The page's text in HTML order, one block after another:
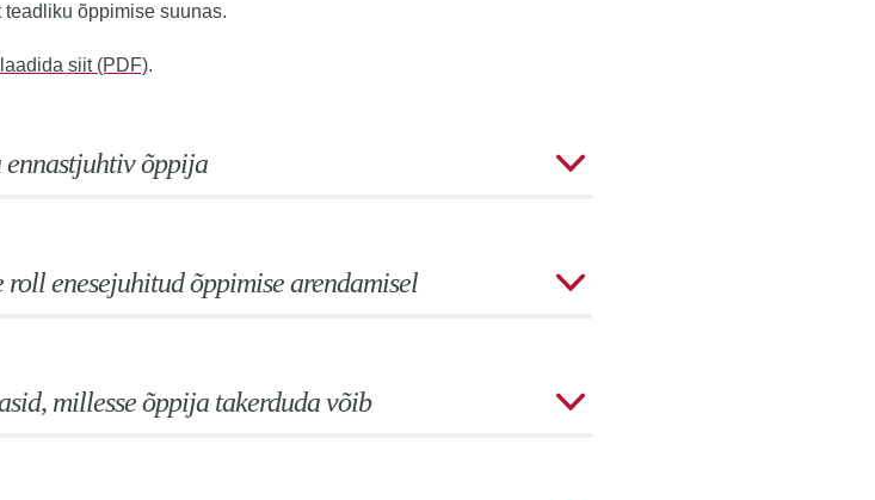
õppimise suunas.
siit (PDF).
õppija
enesejuhitud õppimise arendamisel
millesse õppija takerduda võib